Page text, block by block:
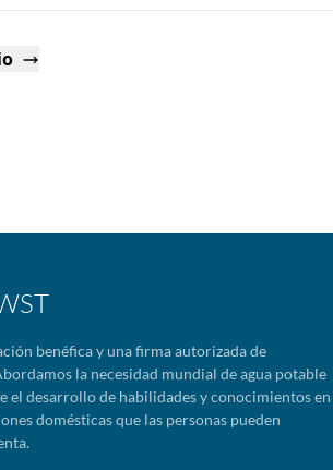
benéfica y una firma autorizada de
la necesidad mundial de agua potable
el desarrollo de habilidades y conocimientos en
domésticas que las personas pueden